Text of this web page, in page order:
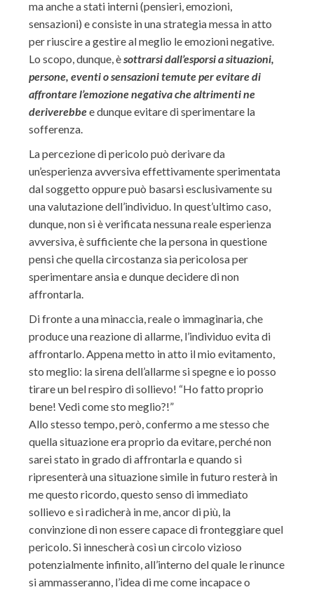
ma anche a stati interni (pensieri, emozioni,
sensazioni) e consiste in una strategia messa in atto
per riuscire a gestire al meglio le emozioni negative.
Lo scopo, dunque, èsottrarsi dall’esporsi a situazioni,
persone, eventi o sensazioni temute per evitare di
affrontare l’emozione negativa che altrimenti ne
deriverebbee dunque evitare di sperimentare la
sofferenza.
La percezione di pericolo può derivare da
un’esperienza avversiva effettivamente sperimentata
dal soggetto oppure può basarsi esclusivamente su
una valutazione dell’individuo. In quest’ultimo caso,
dunque, non si è verificata nessuna reale esperienza
avversiva, è sufficiente che la persona in questione
pensi che quella circostanza sia pericolosa per
sperimentare ansia e dunque decidere di non
affrontarla.
Di fronte a una minaccia, reale o immaginaria, che
produce una reazione di allarme, l’individuo evita di
affrontarlo. Appena metto in atto il mio evitamento,
sto meglio: la sirena dell’allarme si spegne e io posso
tirare un bel respiro di sollievo! “Ho fatto proprio
bene! Vedi come sto meglio?!”
Allo stesso tempo, però, confermo a me stesso che
quella situazione era proprio da evitare, perché non
sarei stato in grado di affrontarla e quando si
ripresenterà una situazione simile in futuro resterà in
me questo ricordo, questo senso di immediato
sollievo e si radicherà in me, ancor di più, la
convinzione di non essere capace di fronteggiare quel
pericolo. Si innescherà così un circolo vizioso
potenzialmente infinito, all’interno del quale le rinunce
si ammasseranno, l’idea di me come incapace o